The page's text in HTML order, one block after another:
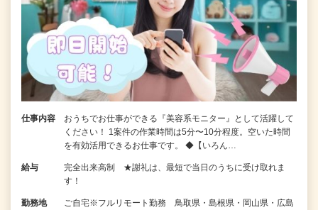
仕事内容
おうちでお仕事ができる『美容系モニター』として活躍して
ください！ 1案件の作業時間は5分〜10分程度。空いた時間
を有効活用できるお仕事です。 ◆【いろん…
給与
完全出来高制 ★謝礼は、最短で当日のうちに受け取れま
す！
勤務地
ご自宅※フルリモート勤務 鳥取県・島根県・岡山県・広島